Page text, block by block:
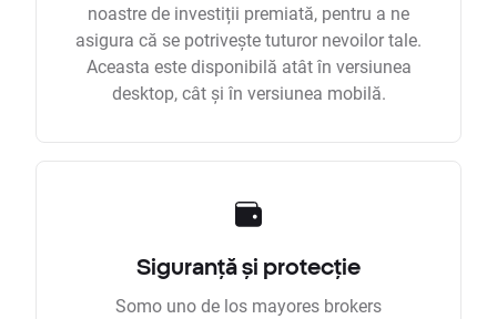
noastre de investiții premiată, pentru a ne
asigura că se potrivește tuturor nevoilor tale.
Aceasta este disponibilă atât în versiunea
desktop, cât și în versiunea mobilă.
Siguranță și protecție
Somo uno de los mayores brokers